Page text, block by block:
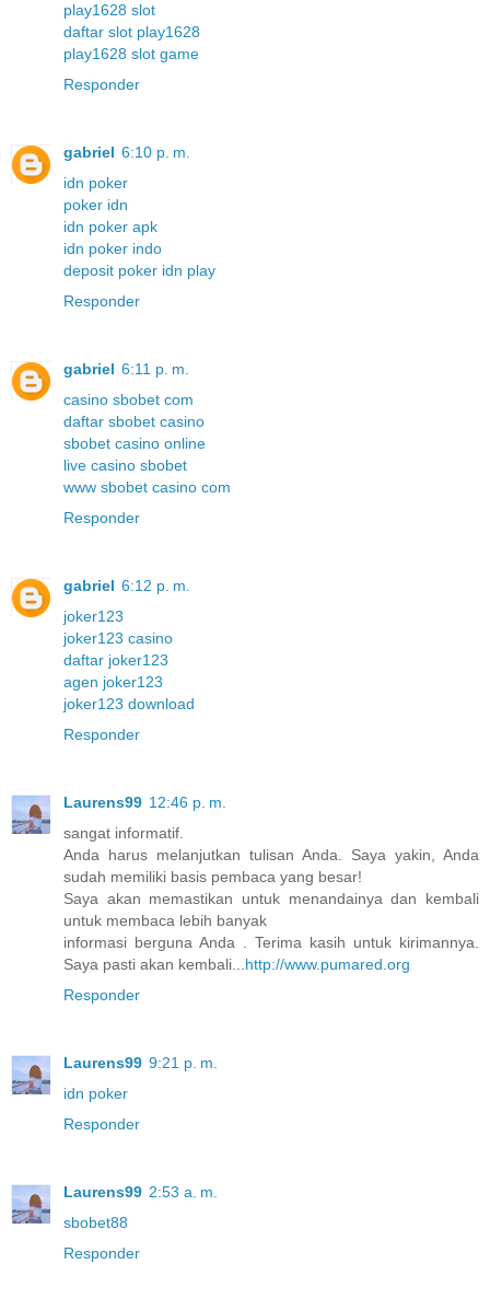
play1628 slot
daftar slot play1628
play1628 slot game
Responder
gabriel 6:10 p. m.
idn poker
poker idn
idn poker apk
idn poker indo
deposit poker idn play
Responder
gabriel 6:11 p. m.
casino sbobet com
daftar sbobet casino
sbobet casino online
live casino sbobet
www sbobet casino com
Responder
gabriel 6:12 p. m.
joker123
joker123 casino
daftar joker123
agen joker123
joker123 download
Responder
Laurens99 12:46 p. m.
sangat informatif.
Anda harus melanjutkan tulisan Anda. Saya yakin, Anda
sudah memiliki basis pembaca yang besar!
Saya akan memastikan untuk menandainya dan kembali
untuk membaca lebih banyak
informasi berguna Anda . Terima kasih untuk kirimannya.
Saya pasti akan kembali... http://www.pumared.org
Responder
Laurens99 9:21 p. m.
idn poker
Responder
Laurens99 2:53 a. m.
sbobet88
Responder